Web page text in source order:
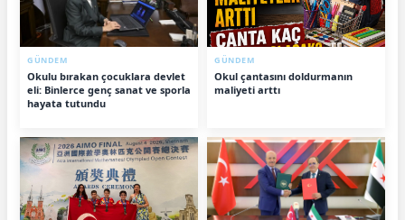
GÜNDEM
Okulu bırakan çocuklara devlet
eli: Binlerce genç sanat ve sporla
hayata tutundu
GÜNDEM
Okul çantasını doldurmanın
maliyeti arttı